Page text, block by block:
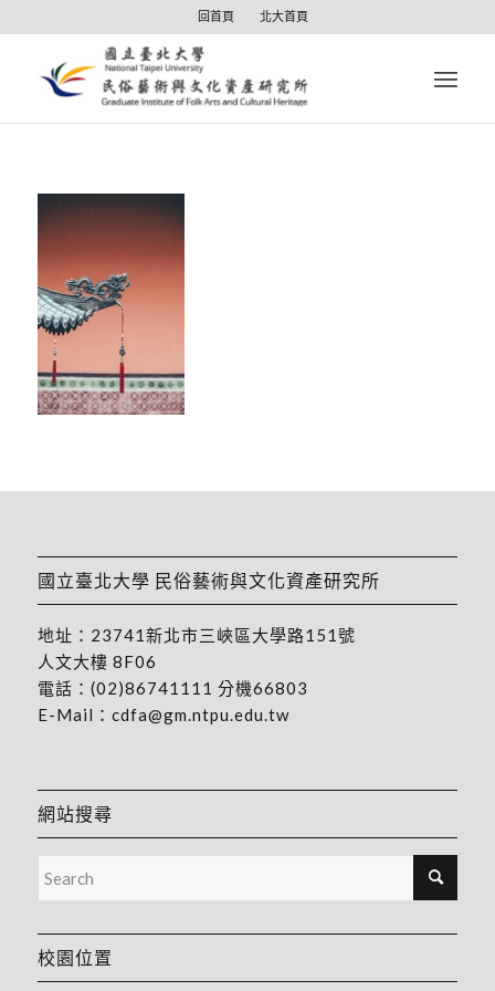
回首頁 北大首頁
國立臺北大學 民俗藝術與文化資產研究所
地址： 23741新北市三峽區大學路151號
人文大樓 8F06
電話： (02)86741111 分機66803
E-Mail： cdfa@gm.ntpu.edu.tw
網站搜尋
校園位置